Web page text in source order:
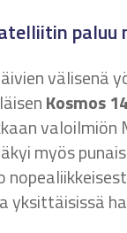
välisenä
Kosmos
valoilmiön
myös
yksittäisissä